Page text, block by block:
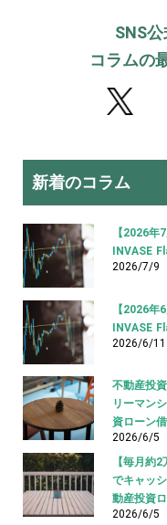
SNS公
コラムの
新着のコラム
【2026
INVASE
2026/7/9
【2026
INVASE
2026/6/11
不動産投
リーマン
資ローン
2026/6/5
【毎月約
でキャッ
動産投資
2026/6/5